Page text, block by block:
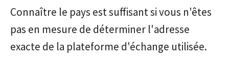
Connaître le pays est suffisant si vous n'êtes
pas en mesure de déterminer l'adresse
exacte de la plateforme d'échange utilisée.